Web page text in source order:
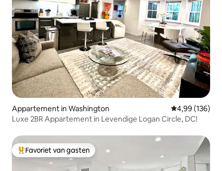
Appartement in Washington Gemiddelde
4,99 (136)
Luxe 2BR Appartement in Levendige Logan Circle, DC!
Topfavoriet van gasten
Favoriet van gasten